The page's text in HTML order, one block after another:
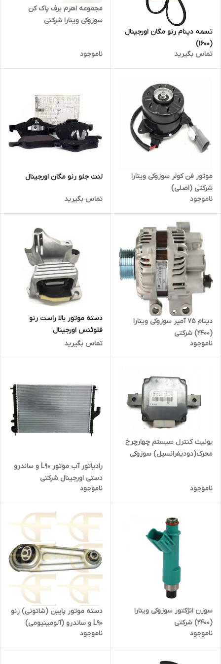
تسمه دینام رنو مگان اورجینال
(1600)
تماس بگیرید
مجموعه اهرم برف پاک کن
سوزوکی ویتارا شرکتی
ناموجود
موتور فن کولر سوزوکی ویتارا
شرکتی (اصلی)
ناموجود
لنت جلو رنو مگان اورجینال
تماس بگیرید
دینام 75 آمپر سوزوکی ویتارا
(2400) شرکتی
ناموجود
دسته موتور بالا راست رنو
فلوئنس اورجینال
تماس بگیرید
یونیت کنترل سیستم چهارچرخ
محرک(دودیفرانسیل) سوزوکی
ناموجود
رادیاتور آب موتور L90 و ساندرو
دستی اورجینال شرکتی
ناموجود
سوزن انژکتور سوزوکی ویتارا
(2400) شرکتی
ناموجود
دسته موتور پایین (شاتونی) رنو
L90 و ساندرو (آلومینیومی)
اصلی شرکتی
ناموجود